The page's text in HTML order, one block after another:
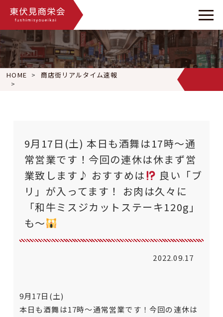
HOME
商店街リアルタイム速報
9月17日(土) 本日も酒舞は17時〜通常営業です！今回の連休は
9月17日(土) 本日も酒舞は17時〜通
常営業です！今回の連休は休まず営
業致します♪ おすすめは
良い「ブ
リ」が入ってます！ お肉は久々に
「和牛ミスジカットステーキ120g」
も〜
2022.09.17
9月17日(土)
本日も酒舞は17時〜通常営業です！今回の連休は